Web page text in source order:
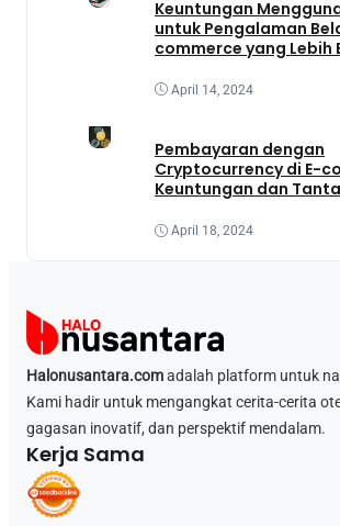
Keuntungan
untuk Pengalaman
commerce yang Lebih
April 14, 2024
Pembayaran dengan
Cryptocurrency di E-
Keuntungan dan
April 18, 2024
Halonusantara.comadalah platform untuk
Kami hadir untuk mengangkat cerita-cerita
gagasan inovatif, dan perspektif mendalam.
Kerja Sama